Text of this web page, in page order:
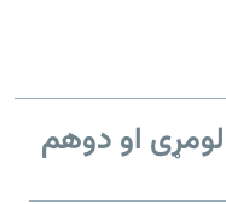
لومړی او دوهم